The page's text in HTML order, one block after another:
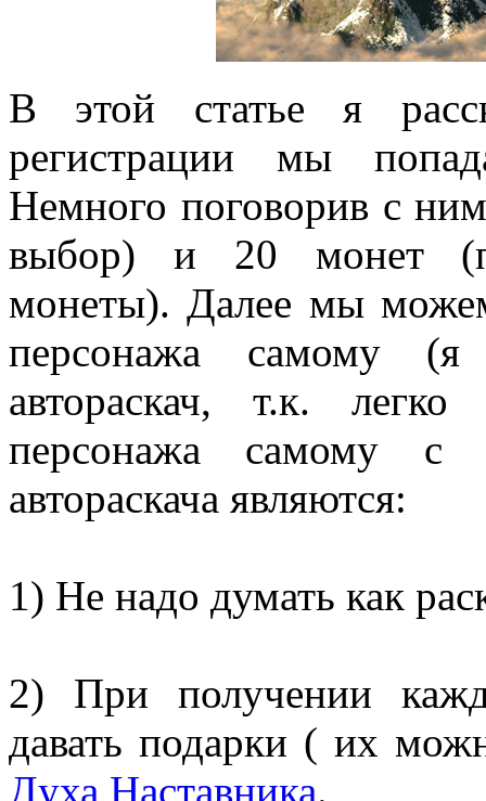
В этой статье я
регистрации мы
Немного поговорив с
выбор) и 20 монет
монеты). Далее мы можем
персонажа самому
автораскач, т.к.
персонажа самому с
автораскача являются:
1) Не надо думать как
2) При получении
давать подарки ( их
Духа Наставника.